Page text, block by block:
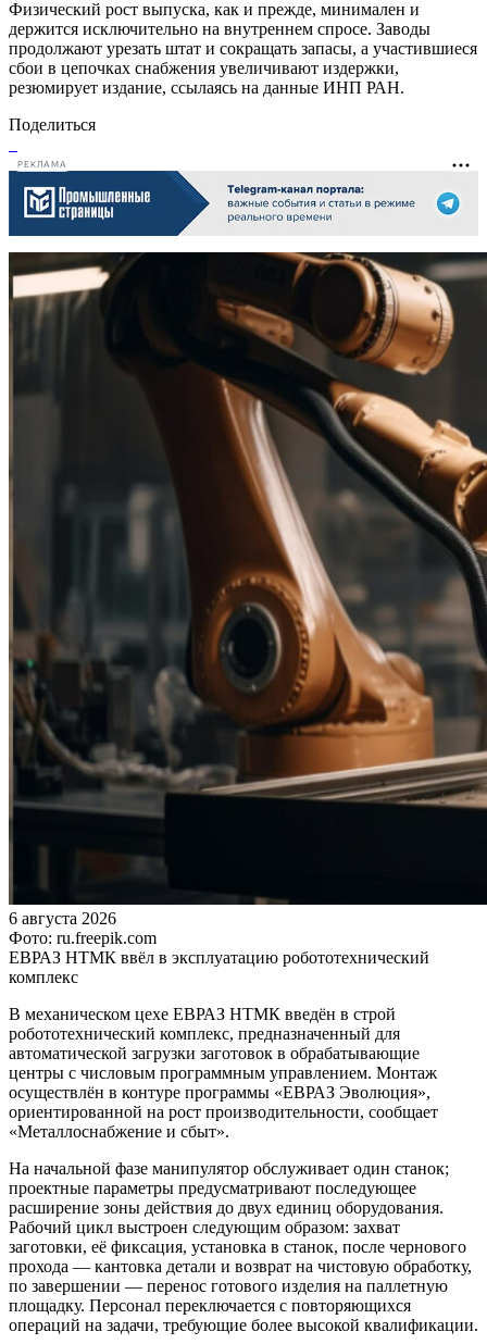
Физический рост выпуска, как и прежде, минимален и
держится исключительно на внутреннем спросе. Заводы
продолжают урезать штат и сокращать запасы, а участившиеся
сбои в цепочках снабжения увеличивают издержки,
резюмирует издание, ссылаясь на данные ИНП РАН.
Поделиться
РЕКЛАМА
6 августа 2026
Фото: ru.freepik.com
ЕВРАЗ НТМК ввёл в эксплуатацию робототехнический
комплекс
В механическом цехе ЕВРАЗ НТМК введён в строй
робототехнический комплекс, предназначенный для
автоматической загрузки заготовок в обрабатывающие
центры с числовым программным управлением. Монтаж
осуществлён в контуре программы «ЕВРАЗ Эволюция»,
ориентированной на рост производительности, сообщает
«Металлоснабжение и сбыт».
На начальной фазе манипулятор обслуживает один станок;
проектные параметры предусматривают последующее
расширение зоны действия до двух единиц оборудования.
Рабочий цикл выстроен следующим образом: захват
заготовки, её фиксация, установка в станок, после чернового
прохода — кантовка детали и возврат на чистовую обработку,
по завершении — перенос готового изделия на паллетную
площадку. Персонал переключается с повторяющихся
операций на задачи, требующие более высокой квалификации.